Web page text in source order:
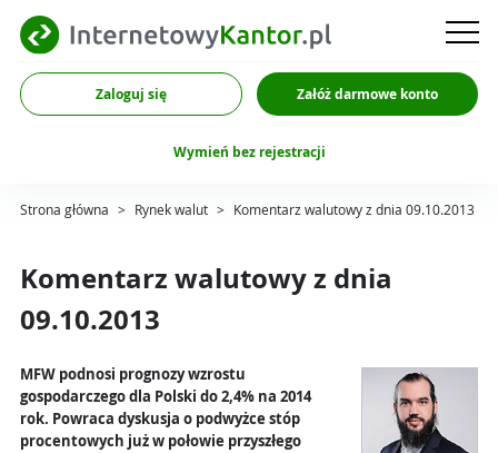
Zaloguj się Załóż darmowe konto
Wymień bez rejestracji
Strona główna > Rynek walut > Komentarz walutowy z dnia 09.10.2013
Komentarz walutowy z dnia
09.10.2013
MFW podnosi prognozy wzrostu
gospodarczego dla Polski do 2,4% na 2014
rok. Powraca dyskusja o podwyżce stóp
procentowych już w połowie przyszłego